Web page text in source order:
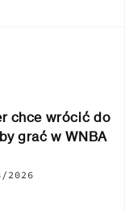
chce wrócić do
grać w WNBA
2026